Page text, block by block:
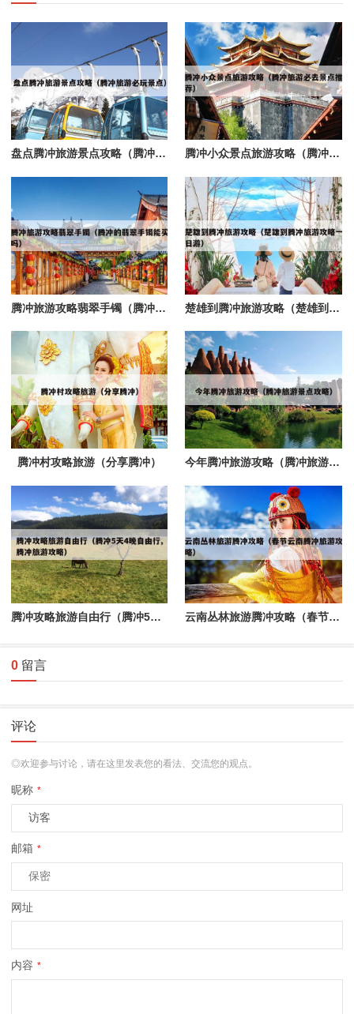
盘点腾冲旅游景点攻略（腾冲旅游必玩景点） 腾冲小众景点旅游攻略（腾冲旅游必去景点推荐）
腾冲旅游攻略翡翠手镯（腾冲的翡翠手镯能买吗） 楚雄到腾冲旅游攻略（楚雄到腾冲旅游攻略一日游）
腾冲村攻略旅游（分享腾冲） 今年腾冲旅游攻略（腾冲旅游景点攻略）
腾冲攻略旅游自由行（腾冲5天4晚自由行,腾冲旅游攻略） 云南丛林旅游腾冲攻略（春节云南腾冲旅游攻略）
0 留言
评论
◎欢迎参与讨论，请在这里发表您的看法、交流您的观点。
昵称 *
邮箱 *
网址
内容 *